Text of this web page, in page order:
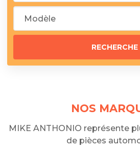
NOS
MIKE ANTHONIO représente
de pièces